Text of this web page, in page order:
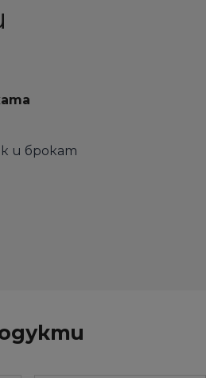
и брокат